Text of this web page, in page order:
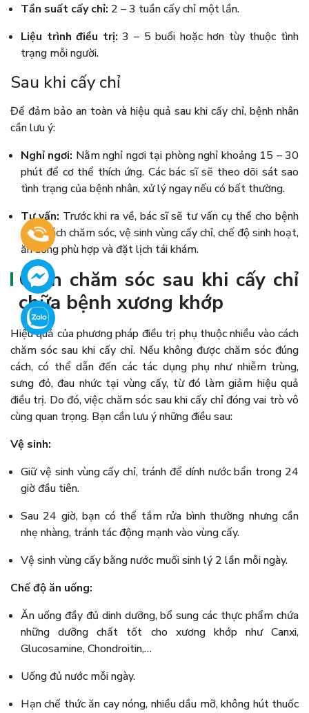
Tần suất cấy chỉ: 2 – 3 tuần cấy chỉ một lần.
Liệu trình điều trị: 3 – 5 buổi hoặc hơn tùy thuộc tình
trạng mỗi người.
Sau khi cấy chỉ
Để đảm bảo an toàn và hiệu quả sau khi cấy chỉ, bệnh nhân
cần lưu ý:
Nghỉ ngơi: Nằm nghỉ ngơi tại phòng nghỉ khoảng 15 – 30
phút để cơ thể thích ứng. Các bác sĩ sẽ theo dõi sát sao
tình trạng của bệnh nhân, xử lý ngay nếu có bất thường.
Tư vấn: Trước khi ra về, bác sĩ sẽ tư vấn cụ thể cho bệnh
nhân cách chăm sóc, vệ sinh vùng cấy chỉ, chế độ sinh hoạt,
ăn uống phù hợp và đặt lịch tái khám.
Cách chăm sóc sau khi cấy chỉ
chữa bệnh xương khớp
Hiệu quả của phương pháp điều trị phụ thuộc nhiều vào cách
chăm sóc sau khi cấy chỉ. Nếu không được chăm sóc đúng
cách, có thể dẫn đến các tác dụng phụ như nhiễm trùng,
sưng đỏ, đau nhức tại vùng cấy, từ đó làm giảm hiệu quả
điều trị. Do đó, việc chăm sóc sau khi cấy chỉ đóng vai trò vô
cùng quan trọng. Bạn cần lưu ý những điều sau:
Vệ sinh:
Giữ vệ sinh vùng cấy chỉ, tránh để dính nước bẩn trong 24
giờ đầu tiên.
Sau 24 giờ, bạn có thể tắm rửa bình thường nhưng cần
nhẹ nhàng, tránh tác động mạnh vào vùng cấy.
Vệ sinh vùng cấy bằng nước muối sinh lý 2 lần mỗi ngày.
Chế độ ăn uống:
Ăn uống đầy đủ dinh dưỡng, bổ sung các thực phẩm chứa
những dưỡng chất tốt cho xương khớp như Canxi,
Glucosamine, Chondroitin,…
Uống đủ nước mỗi ngày.
Hạn chế thức ăn cay nóng, nhiều dầu mỡ, không hút thuốc